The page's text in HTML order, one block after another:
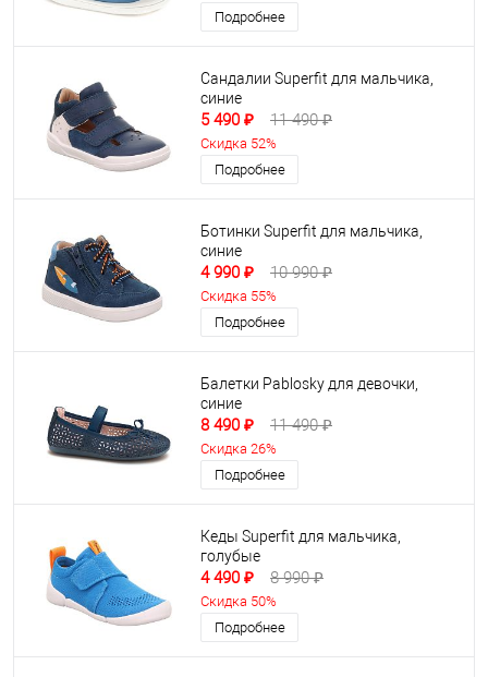
Подробнее
Сандалии Superfit для мальчика,
синие
5 490 ₽ 11 490 ₽
Скидка 52%
Подробнее
Ботинки Superfit для мальчика,
синие
4 990 ₽ 10 990 ₽
Скидка 55%
Подробнее
Балетки Pablosky для девочки,
синие
8 490 ₽ 11 490 ₽
Скидка 26%
Подробнее
Кеды Superfit для мальчика,
голубые
4 490 ₽ 8 990 ₽
Скидка 50%
Подробнее